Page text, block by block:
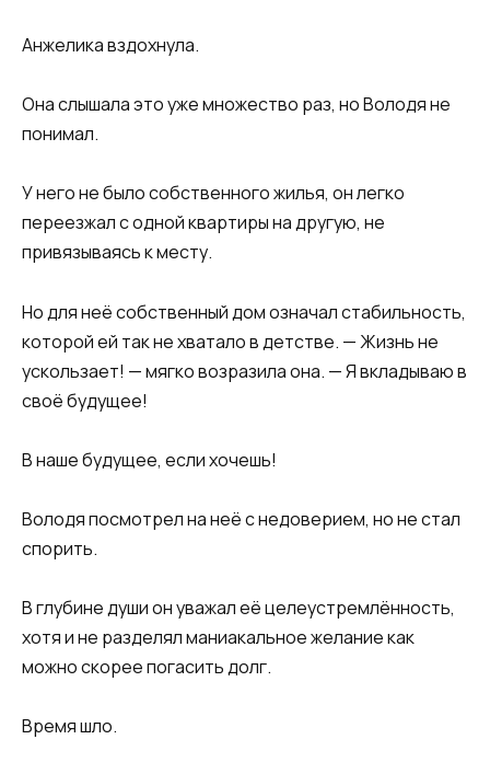
Анжелика вздохнула.
Она слышала это уже множество раз, но Володя не
понимал.
У него не было собственного жилья, он легко
переезжал с одной квартиры на другую, не
привязываясь к месту.
Но для неё собственный дом означал стабильность,
которой ей так не хватало в детстве. — Жизнь не
ускользает! — мягко возразила она. — Я вкладываю в
своё будущее!
В наше будущее, если хочешь!
Володя посмотрел на неё с недоверием, но не стал
спорить.
В глубине души он уважал её целеустремлённость,
хотя и не разделял маниакальное желание как
можно скорее погасить долг.
Время шло.